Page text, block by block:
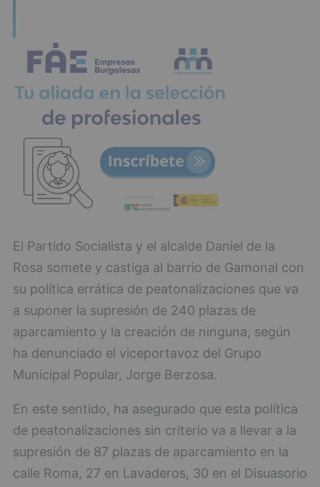
El Partido Socialista y el alcalde Daniel de la
Rosa somete y castiga al barrio de Gamonal con
su política errática de peatonalizaciones que va
a suponer la supresión de 240 plazas de
aparcamiento y la creación de ninguna, según
ha denunciado el viceportavoz del Grupo
Municipal Popular, Jorge Berzosa.
En este sentido, ha asegurado que esta política
de peatonalizaciones sin criterio va a llevar a la
supresión de 87 plazas de aparcamiento en la
calle Roma, 27 en Lavaderos, 30 en el Disuasorio